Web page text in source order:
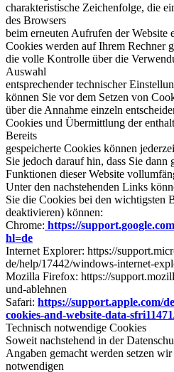
charakteristische Zeichenfolge, die
des Browsers
beim erneuten Aufrufen der Website
Cookies werden auf Ihrem Rechner
die volle Kontrolle über die
Auswahl
entsprechender technischer
können Sie vor dem Setzen von
über die Annahme einzeln
Cookies und Übermittlung der
Bereits
gespeicherte Cookies können
Sie jedoch darauf hin, dass Sie dann
Funktionen dieser Website
Unter den nachstehenden Links
Sie die Cookies bei den wichtigsten
deaktivieren) können:
Chrome: https://
hl=de
Internet Explorer: https://
de/help/17442/windows-internet-
Mozilla Firefox: https://
und-ablehnen
Safari: https://support.apple.com/
cookies-and-website-data-
Technisch notwendige Cookies
Soweit nachstehend in der
Angaben gemacht werden setzen
notwendigen